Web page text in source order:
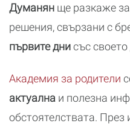
Думанян ще разкаже
решения, свързани с
първите днисъс своето
Академия за родители
актуална и полезна
обстоятелствата. През